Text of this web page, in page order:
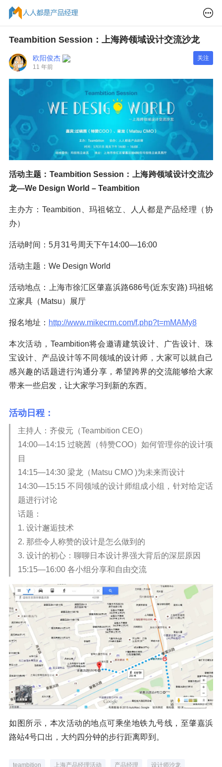
Teambition Session：上海跨领域设计交流沙龙
欧阳俊杰
11 年前
关注
活动主题：Teambition Session：上海跨领域设计交流沙
龙—We Design World – Teambition
主办方：Teambition、玛祖铭立、人人都是产品经理（协
办）
活动时间：5月31号周天下午14:00—16:00
活动主题：We Design World
活动地点：上海市徐汇区肇嘉浜路686号(近东安路) 玛祖铭
立家具（Matsu）展厅
报名地址： http://www.mikecrm.com/f.php?t=mMAMy8
本次活动，Teambition将会邀请建筑设计、广告设计、珠
宝设计、产品设计等不同领域的设计师，大家可以就自己
感兴趣的话题进行沟通分享，希望跨界的交流能够给大家
带来一些启发，让大家学习到新的东西。
活动日程：
主持人：齐俊元（Teambition CEO）
14:00—14:15 过晓茜（特赞COO）如何管理你的设计项
目
14:15—14:30 梁龙（Matsu CMO )为未来而设计
14:30—15:15 不同领域的设计师组成小组，针对给定话
题进行讨论
话题：
1. 设计邂逅技术
2. 那些令人称赞的设计是怎么做到的
3. 设计的初心：聊聊日本设计界强大背后的深层原因
15:15—16:00 各小组分享和自由交流
如图所示，本次活动的地点可乘坐地铁九号线，至肇嘉浜
路站4号口出，大约四分钟的步行距离即到。
teambition 上海产品经理活动 产品经理 设计师沙龙